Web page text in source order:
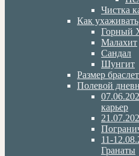
Чистка
Как ухаживать
Горный
Малахит
Сандал
Шунгит
Размер
Полевой
карьер
11-
Гранаты